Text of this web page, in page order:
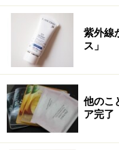
紫外線
ス」
他のこ
ア完了